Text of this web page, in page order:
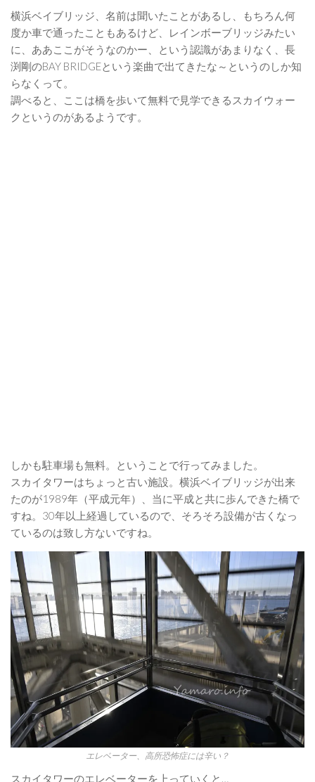
横浜ベイブリッジ、名前は聞いたことがあるし、もちろん何
度か車で通ったこともあるけど、レインボーブリッジみたい
に、ああここがそうなのかー、という認識があまりなく、長
渕剛のBAY BRIDGEという楽曲で出てきたな～というのしか知
らなくって。
調べると、ここは橋を歩いて無料で見学できるスカイウォー
クというのがあるようです。
しかも駐車場も無料。ということで行ってみました。
スカイタワーはちょっと古い施設。横浜ベイブリッジが出来
たのが1989年（平成元年）、当に平成と共に歩んできた橋で
すね。30年以上経過しているので、そろそろ設備が古くなっ
ているのは致し方ないですね。
エレベーター、高所恐怖症には辛い？
スカイタワーのエレベーターを上っていくと…